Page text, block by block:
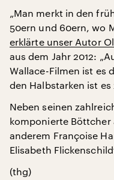
„Man merkt in den
50ern und 60ern, wo
erklärte unser Autor
aus dem Jahr 2012:
Wallace-Filmen ist es
den Halbstarken ist es
Neben seinen
komponierte
anderem Françoise
Elisabeth
(thg)